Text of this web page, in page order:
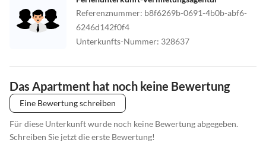
Referenznummer: b8f6269b-0691-4b0b-abf6-
6246d142f0f4
Unterkunfts-Nummer: 328637
Das Apartment hat noch keine Bewertung
Eine Bewertung schreiben
Für diese Unterkunft wurde noch keine Bewertung abgegeben.
Schreiben Sie jetzt die erste Bewertung!